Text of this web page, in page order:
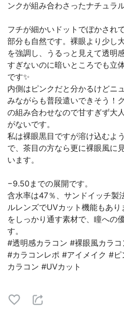
ンクが組み合わさったナチュラ
フチが細かいドットでぼかされ
部分も自然です。裸眼より少し
を強調し、うるっと見えて透明
すぎないのに暗いところでも立
です✨
内側はピンクだと分かるけどニ
みながらも普段遣いできそう！
の組み合わせなので甘すぎず大
がないです。
私は裸眼黒目ですが溶け込むよ
で、茶目の方なら更に裸眼風に
います。
−9.50までの展開です。
含水率は47％、サンドイッチ製
ルレンズでUVカット機能もあ
をしっかり通す素材で、瞳への
す。
#透明感カラコン #裸眼風カラ
#カラコンレポ #アイメイク #
カラコン #UVカット